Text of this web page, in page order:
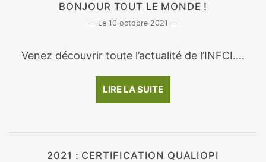
BONJOUR TOUT LE MONDE !
10 octobre 2021
Venez découvrir toute l’actualité de l’INFCI....
LIRE LA SUITE
2021 : CERTIFICATION QUALIOPI